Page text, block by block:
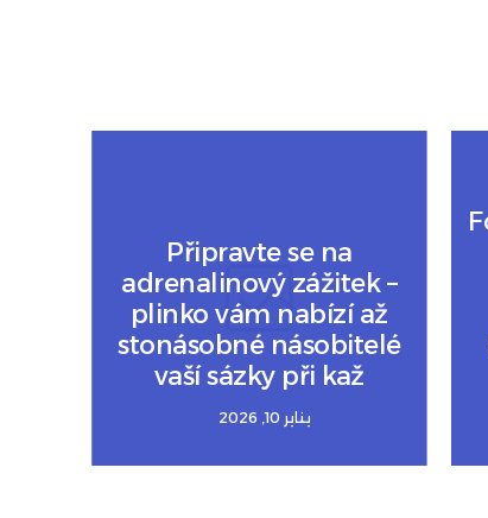
Připravte se na
adrenalinový zážitek –
plinko vám nabízí až
stonásobné násobitelé
vaší sázky při kaž
يناير 10, 2026